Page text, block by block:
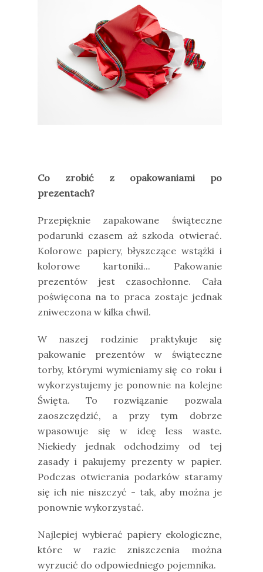
Co zrobić z opakowaniami po
prezentach?
Przepięknie zapakowane świąteczne
podarunki czasem aż szkoda otwierać.
Kolorowe papiery, błyszczące wstążki i
kolorowe kartoniki... Pakowanie
prezentów jest czasochłonne. Cała
poświęcona na to praca zostaje jednak
zniweczona w kilka chwil.
W naszej rodzinie praktykuje się
pakowanie prezentów w świąteczne
torby, którymi wymieniamy się co roku i
wykorzystujemy je ponownie na kolejne
Święta. To rozwiązanie pozwala
zaoszczędzić, a przy tym dobrze
wpasowuje się w ideę less waste.
Niekiedy jednak odchodzimy od tej
zasady i pakujemy prezenty w papier.
Podczas otwierania podarków staramy
się ich nie niszczyć - tak, aby można je
ponownie wykorzystać.
Najlepiej wybierać papiery ekologiczne,
które w razie zniszczenia można
wyrzucić do odpowiedniego pojemnika.